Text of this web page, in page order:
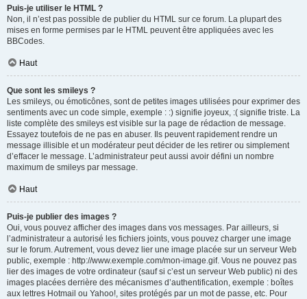
Puis-je utiliser le HTML ?
Non, il n’est pas possible de publier du HTML sur ce forum. La plupart des
mises en forme permises par le HTML peuvent être appliquées avec les
BBCodes.
Haut
Que sont les smileys ?
Les smileys, ou émoticônes, sont de petites images utilisées pour exprimer des
sentiments avec un code simple, exemple : :) signifie joyeux, :( signifie triste. La
liste complète des smileys est visible sur la page de rédaction de message.
Essayez toutefois de ne pas en abuser. Ils peuvent rapidement rendre un
message illisible et un modérateur peut décider de les retirer ou simplement
d’effacer le message. L’administrateur peut aussi avoir défini un nombre
maximum de smileys par message.
Haut
Puis-je publier des images ?
Oui, vous pouvez afficher des images dans vos messages. Par ailleurs, si
l’administrateur a autorisé les fichiers joints, vous pouvez charger une image
sur le forum. Autrement, vous devez lier une image placée sur un serveur Web
public, exemple : http://www.exemple.com/mon-image.gif. Vous ne pouvez pas
lier des images de votre ordinateur (sauf si c’est un serveur Web public) ni des
images placées derrière des mécanismes d’authentification, exemple : boîtes
aux lettres Hotmail ou Yahoo!, sites protégés par un mot de passe, etc. Pour